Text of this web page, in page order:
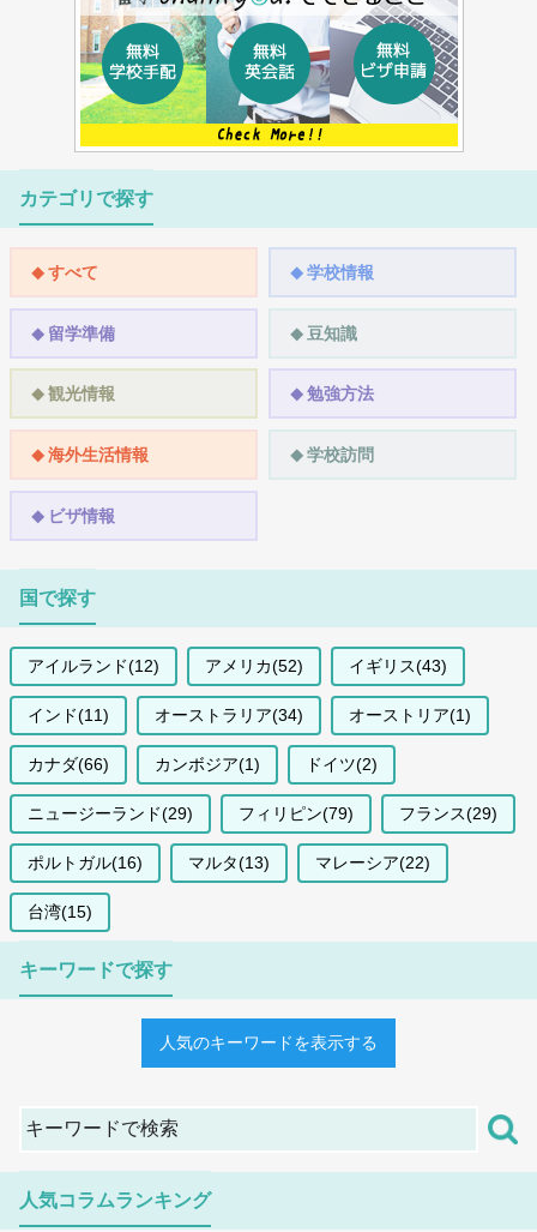
カテゴリで探す
すべて 学校情報
留学準備 豆知識
観光情報 勉強方法
海外生活情報 学校訪問
ビザ情報
国で探す
アイルランド(12) アメリカ(52) イギリス(43)
インド(11) オーストラリア(34) オーストリア(1)
カナダ(66) カンボジア(1) ドイツ(2)
ニュージーランド(29) フィリピン(79) フランス(29)
ポルトガル(16) マルタ(13) マレーシア(22)
台湾(15)
キーワードで探す
人気のキーワードを表示する
人気コラムランキング